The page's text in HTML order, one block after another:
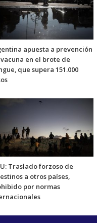
apuesta a prevención
en el brote de
que supera 151.000
Traslado forzoso de
a otros países,
por normas